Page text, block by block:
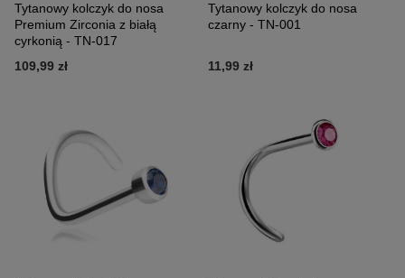
Tytanowy kolczyk do nosa
Premium Zirconia z białą
cyrkonią - TN-017
109,99 zł
Tytanowy kolczyk do nosa
czarny - TN-001
11,99 zł